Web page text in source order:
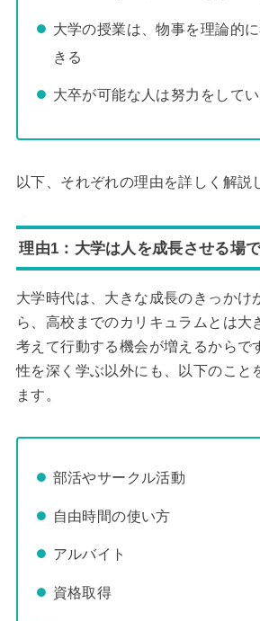
大学の授業は、物事を理論的
きる
大卒が可能な人は努力をしてい
以下、それぞれの理由を詳しく解説
理由1：大学は人を成長させる場
大学時代は、大きな成長のきっかけ
ら、高校までのカリキュラムとは大
考えて行動する機会が増えるからで
性を深く学ぶ以外にも、以下のこと
ます。
部活やサークル活動
自由時間の使い方
アルバイト
資格取得